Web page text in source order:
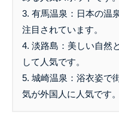
3. 有馬温泉：日本の温
注目されています。
4. 淡路島：美しい自然
して人気です。
5. 城崎温泉：浴衣姿で
気が外国人に人気です。